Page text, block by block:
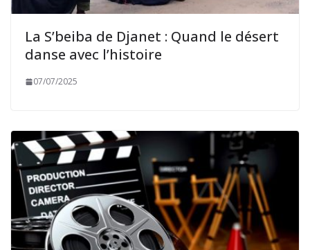
La S’beiba de Djanet : Quand le désert
danse avec l’histoire
07/07/2025